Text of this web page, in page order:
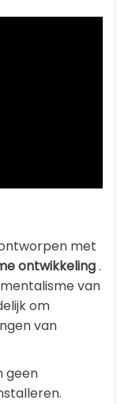
met
ontwikkeling.
van
om
van
geen